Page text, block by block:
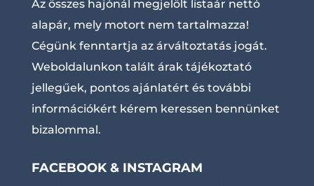
Az összes hajónál megjelölt listaár nettó
alapár, mely motort nem tartalmazza!
Cégünk fenntartja az árváltoztatás jogát.
Weboldalunkon talált árak tájékoztató
jellegűek, pontos ajánlatért és további
információkért kérem keressen bennünket
bizalommal.
FACEBOOK & INSTAGRAM